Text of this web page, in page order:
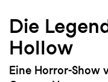
Die
Hollow
Eine Horror-Show